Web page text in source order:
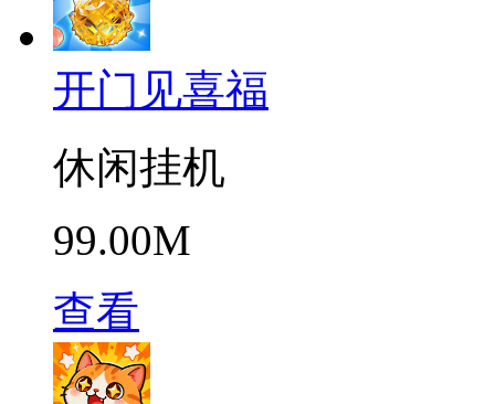
开门见喜福
休闲挂机
99.00M
查看